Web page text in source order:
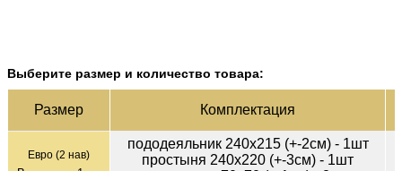
Выберите размер и количество товара:
Раз­мер Ком­плек­тация
Евро (2 нав)
пододеяльник 240х215 (+-2см) - 1шт
простыня 240х220 (+-3см) - 1шт